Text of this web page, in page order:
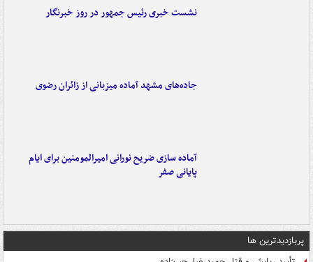
نشست خبری رئیس جمهور در روز خبرنگار
جاده‌های مشهد آماده میزبانی از زائران رضوی
آماده سازی ضریح نورانی امیرالمومنین برای ایام
پایانی صفر
پربازدیدترین ها